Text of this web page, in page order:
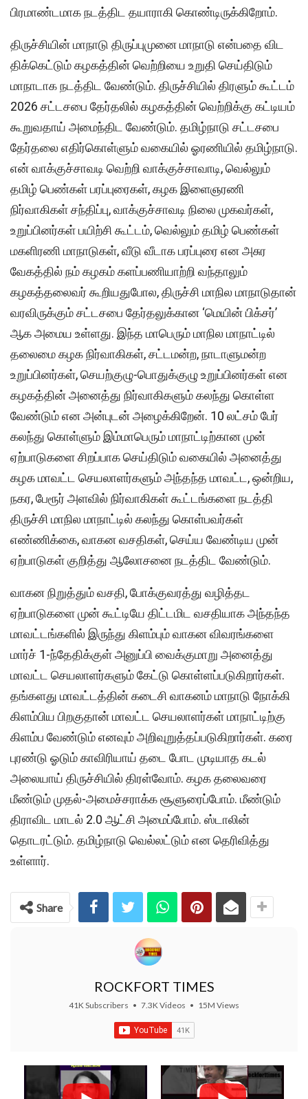
பிரமாண்டமாக நடத்திட தயாராகி கொண்டிருக்கிறோம்.
திருச்சியின் மாநாடு திருப்புமுனை மாநாடு என்பதை விட
திக்கெட்டும் கழகத்தின் வெற்றியை உறுதி செய்திடும்
மாநாடாக நடத்திட வேண்டும். திருச்சியில் திரளும் கூட்டம்
2026 சட்டசபை தேர்தலில் கழகத்தின் வெற்றிக்கு கட்டியம்
கூறுவதாய் அமைந்திட வேண்டும். தமிழ்நாடு சட்டசபை
தேர்தலை எதிர்கொள்ளும் வகையில் ஓரணியில் தமிழ்நாடு.
என் வாக்குச்சாவடி வெற்றி வாக்குச்சாவாடி, வெல்லும்
தமிழ் பெண்கள் பரப்புரைகள், கழக இளைஞரணி
நிர்வாகிகள் சந்திப்பு, வாக்குச்சாவடி நிலை முகவர்கள்,
உறுப்பினர்கள் பயிற்சி கூட்டம், வெல்லும் தமிழ் பெண்கள்
மகளிரணி மாநாடுகள், வீடு வீடாக பரப்புரை என அசுர
வேகத்தில் நம் கழகம் களப்பணியாற்றி வந்தாலும்
கழகத்தலைவர் கூறியதுபோல, திருச்சி மாநில மாநாடுதான்
வரவிருக்கும் சட்டசபை தேர்தலுக்கான ‘மெயின் பிக்சர்’
ஆக அமைய உள்ளது. இந்த மாபெரும் மாநில மாநாட்டில்
தலைமை கழக நிர்வாகிகள், சட்டமன்ற, நாடாளுமன்ற
உறுப்பினர்கள், செயற்குழு-பொதுக்குழு உறுப்பினர்கள் என
கழகத்தின் அனைத்து நிர்வாகிகளும் கலந்து கொள்ள
வேண்டும் என அன்புடன் அழைக்கிறேன். 10 லட்சம் பேர்
கலந்து கொள்ளும் இம்மாபெரும் மாநாட்டிற்கான முன்
ஏற்பாடுகளை சிறப்பாக செய்திடும் வகையில் அனைத்து
கழக மாவட்ட செயலாளர்களும் அந்தந்த மாவட்ட, ஒன்றிய,
நகர, பேரூர் அளவில் நிர்வாகிகள் கூட்டங்களை நடத்தி
திருச்சி மாநில மாநாட்டில் கலந்து கொள்பவர்கள்
எண்ணிக்கை, வாகன வசதிகள், செய்ய வேண்டிய முன்
ஏற்பாடுகள் குறித்து ஆலோசனை நடத்திட வேண்டும்.
வாகன நிறுத்தும் வசதி, போக்குவரத்து வழித்தட
ஏற்பாடுகளை முன் கூட்டியே திட்டமிட வசதியாக அந்தந்த
மாவட்டங்களில் இருந்து கிளம்பும் வாகன விவரங்களை
மார்ச் 1-ந்தேதிக்குள் அனுப்பி வைக்குமாறு அனைத்து
மாவட்ட செயலாளர்களும் கேட்டு கொள்ளப்படுகிறார்கள்.
தங்களது மாவட்டத்தின் கடைசி வாகனம் மாநாடு நோக்கி
கிளம்பிய பிறகுதான் மாவட்ட செயலாளர்கள் மாநாட்டிற்கு
கிளம்ப வேண்டும் எனவும் அறிவுறுத்தப்படுகிறார்கள். கரை
புரண்டு ஓடும் காவிரியாய் தடை போட முடியாத கடல்
அலையாய் திருச்சியில் திரள்வோம். கழக தலைவரை
மீண்டும் முதல்-அமைச்சராக்க சூளுரைப்போம். மீண்டும்
திராவிட மாடல் 2.0 ஆட்சி அமைப்போம். ஸ்டாலின்
தொடரட்டும். தமிழ்நாடு வெல்லட்டும் என தெரிவித்து
உள்ளார்.
Share
ROCKFORT TIMES
41K Subscribers • 7.3K Videos • 15M Views